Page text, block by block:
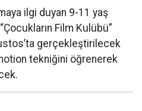
ilgi duyan 9-11 yaş
Film Kulübü”
gerçekleştirilecek
tekniğini öğrenerek